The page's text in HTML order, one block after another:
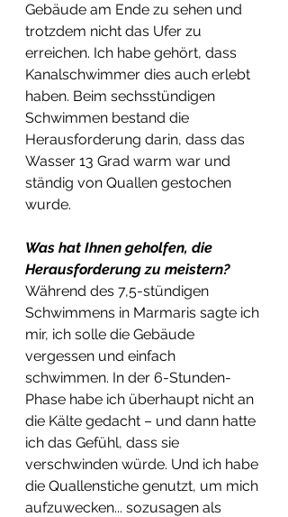
Gebäude am Ende zu sehen und
trotzdem nicht das Ufer zu
erreichen. Ich habe gehört, dass
Kanalschwimmer dies auch erlebt
haben. Beim sechsstündigen
Schwimmen bestand die
Herausforderung darin, dass das
Wasser 13 Grad warm war und
ständig von Quallen gestochen
wurde.
Was hat Ihnen geholfen, die
Herausforderung zu meistern?
Während des 7,5-stündigen
Schwimmens in Marmaris sagte ich
mir, ich solle die Gebäude
vergessen und einfach
schwimmen. In der 6-Stunden-
Phase habe ich überhaupt nicht an
die Kälte gedacht – und dann hatte
ich das Gefühl, dass sie
verschwinden würde. Und ich habe
die Quallenstiche genutzt, um mich
aufzuwecken... sozusagen als